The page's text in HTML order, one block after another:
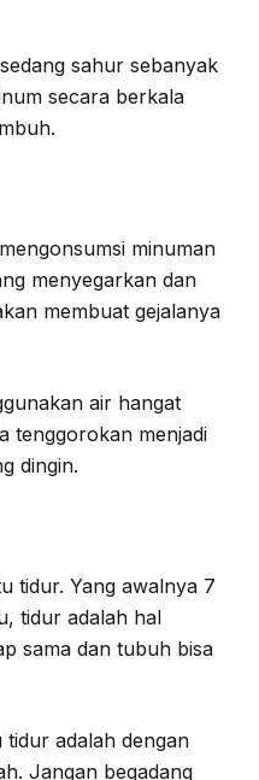
sahur sebanyak
secara berkala
minuman
menyegarkan dan
membuat gejalanya
air hangat
tenggorokan menjadi
dingin.
tidur. Yang awalnya 7
tidur adalah hal
sama dan tubuh bisa
adalah dengan
Jangan begadang